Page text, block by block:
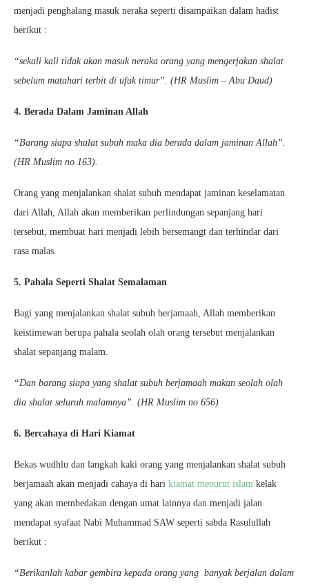
menjadi penghalang masuk neraka seperti disampaikan dalam hadist
berikut :
“sekali kali tidak akan masuk neraka orang yang mengerjakan shalat
sebelum matahari terbit di ufuk timur”. (HR Muslim – Abu Daud)
4. Berada Dalam Jaminan Allah
“Barang siapa shalat subuh maka dia berada dalam jaminan Allah”.
(HR Muslim no 163).
Orang yang menjalankan shalat subuh mendapat jaminan keselamatan
dari Allah, Allah akan memberikan perlindungan sepanjang hari
tersebut, membuat hari menjadi lebih bersemangt dan terhindar dari
rasa malas.
5. Pahala Seperti Shalat Semalaman
Bagi yang menjalankan shalat subuh berjamaah, Allah memberikan
keistimewan berupa pahala seolah olah orang tersebut menjalankan
shalat sepanjang malam.
“Dan barang siapa yang shalat subuh berjamaah makan seolah olah
dia shalat seluruh malamnya”. (HR Muslim no 656)
6. Bercahaya di Hari Kiamat
Bekas wudhlu dan langkah kaki orang yang menjalankan shalat subuh
berjamaah akan menjadi cahaya di hari kiamat menurut islam kelak
yang akan membedakan dengan umat lainnya dan menjadi jalan
mendapat syafaat Nabi Muhammad SAW seperti sabda Rasulullah
berikut :
“Berikanlah kabar gembira kepada orang yang banyak berjalan dalam